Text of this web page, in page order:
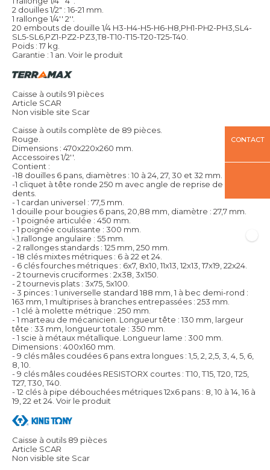
2 douilles 1/2" : 16-21 mm.
1 rallonge 1/4'' 2''.
20 embouts de douille 1/4 H3-H4-H5-H6-H8,PH1-PH2-PH3,SL4-
SL5-SL6,PZ1-PZ2-PZ3,T8-T10-T15-T20-T25-T40.
Poids : 17 kg.
Garantie : 1 an. Voir le produit
Caisse à outils 91 pièces
Article SCAR
Non visible site Scar
Caisse à outils complète de 89 pièces.
Rouge.
Dimensions : 470x220x260 mm.
Accessoires 1/2''.
Contient :
-18 douilles 6 pans, diamètres : 10 à 24, 27, 30 et 32 mm.
-1 cliquet à tête ronde 250 m avec angle de reprise de 5°, 72
dents.
- 1 cardan universel : 77,5 mm.
1 douille pour bougies 6 pans, 20,88 mm, diamètre : 27,7 mm.
- 1 poignée articulée : 450 mm.
- 1 poignée coulissante : 300 mm.
- 1 rallonge angulaire : 55 mm.
- 2 rallonges standards : 125 mm, 250 mm.
- 18 clés mixtes métriques : 6 à 22 et 24.
- 6 clés fourches métriques : 6x7, 8x10, 11x13, 12x13, 17x19, 22x24.
- 2 tournevis cruciformes : 2x38, 3x150.
- 2 tournevis plats : 3x75, 5x100.
- 3 pinces : 1 universelle standard 188 mm, 1 à bec demi-rond :
163 mm, 1 multiprises à branches entrepassées : 253 mm.
- 1 clé à molette métrique : 250 mm.
- 1 marteau de mécanicien. Longueur tête : 130 mm, largeur
tête : 33 mm, longueur totale : 350 mm.
- 1 scie à métaux métallique. Longueur lame : 300 mm.
Dimensions : 400x160 mm.
- 9 clés mâles coudées 6 pans extra longues : 1,5, 2, 2,5, 3, 4, 5, 6,
8, 10.
- 9 clés mâles coudées RESISTORX courtes : T10, T15, T20, T25,
T27, T30, T40.
- 12 clés à pipe débouchées métriques 12x6 pans : 8, 10 à 14, 16 à
19, 22 et 24. Voir le produit
Caisse à outils 89 pièces
Article SCAR
Non visible site Scar
CONTACT